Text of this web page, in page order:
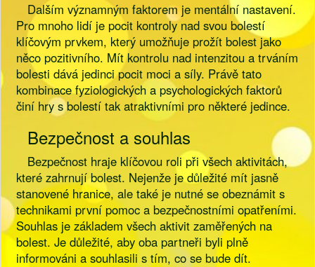
Dalším významným faktorem je mentální nastavení.
Pro mnoho lidí je pocit kontroly nad svou bolestí
klíčovým prvkem, který umožňuje prožít bolest jako
něco pozitivního. Mít kontrolu nad intenzitou a trváním
bolesti dává jedinci pocit moci a síly. Právě tato
kombinace fyziologických a psychologických faktorů
činí hry s bolestí tak atraktivními pro některé jedince.
Bezpečnost a souhlas
Bezpečnost hraje klíčovou roli při všech aktivitách,
které zahrnují bolest. Nejenže je důležité mít jasně
stanovené hranice, ale také je nutné se obeznámit s
technikami první pomoc a bezpečnostními opatřeními.
Souhlas je základem všech aktivit zaměřených na
bolest. Je důležité, aby oba partneři byli plně
informováni a souhlasili s tím, co se bude dít.